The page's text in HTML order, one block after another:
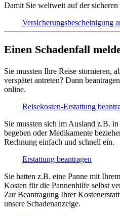
Damit Sie weltweit auf der sicheren
Versicherungs­bescheinigung
Einen Schadenfall
Sie mussten Ihre Reise stornieren,
verspätet antreten? Dann
online.
Reisekosten-Erstattung
Sie mussten sich im Ausland z.B.
begeben oder Medikamente
Rechnung einfach und schnell ein.
Erstattung beantragen
Sie hatten z.B. eine Panne mit
Kosten für die Pannenhilfe selbst
Zur Beantragung Ihrer
unsere Schadenanzeige.